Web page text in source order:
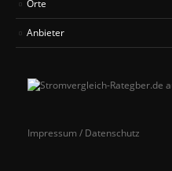
Orte
Anbieter
Impressum / Datenschutz